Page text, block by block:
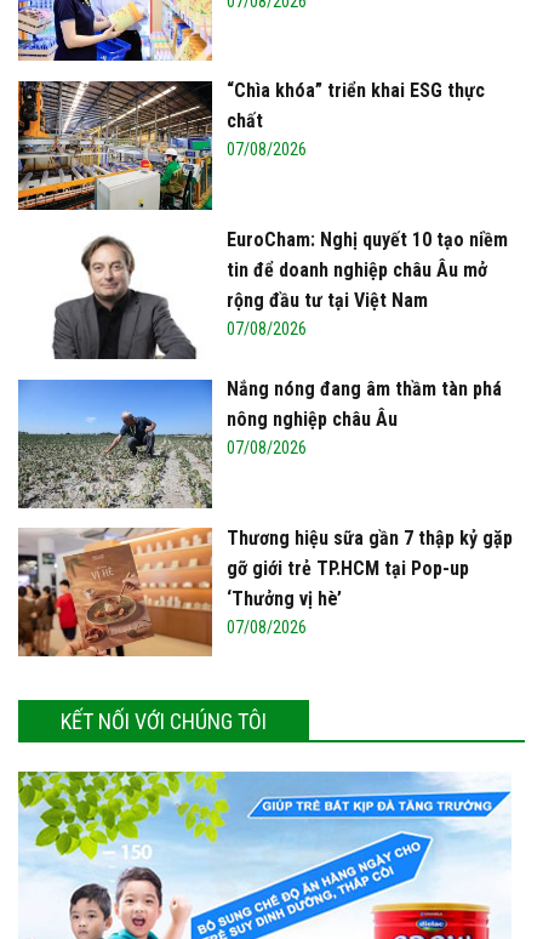
“Chìa khóa” triển khai ESG thực
chất
07/08/2026
EuroCham: Nghị quyết 10 tạo niềm
tin để doanh nghiệp châu Âu mở
rộng đầu tư tại Việt Nam
07/08/2026
Nắng nóng đang âm thầm tàn phá
nông nghiệp châu Âu
07/08/2026
Thương hiệu sữa gần 7 thập kỷ gặp
gỡ giới trẻ TP.HCM tại Pop-up
‘Thưởng vị hè’
07/08/2026
KẾT NỐI VỚI CHÚNG TÔI